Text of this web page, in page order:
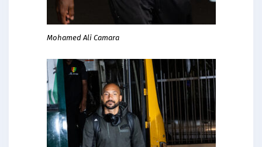
Mohamed Ali Camara